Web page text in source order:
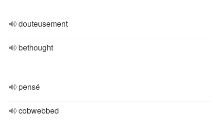
douteusement
bethought
pensé
cobwebbed